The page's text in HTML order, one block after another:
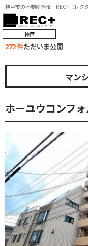
神戸市の不動産情報 REC+（レク
神戸
272 件ただいま公開
ホーユウコンフ
マン